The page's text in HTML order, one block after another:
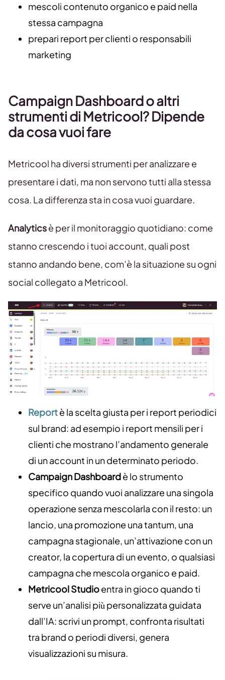
mescoli contenuto organico e paid nella
stessa campagna
prepari report per clienti o responsabili
marketing
Campaign Dashboard o altri
strumenti di Metricool? Dipende
da cosa vuoi fare
Metricool ha diversi strumenti per analizzare e
presentare i dati, ma non servono tutti alla stessa
cosa. La differenza sta in cosa vuoi guardare.
Analyticsè per il monitoraggio quotidiano: come
stanno crescendo i tuoi account, quali post
stanno andando bene, com’è la situazione su ogni
social collegato a Metricool.
Reportè la scelta giusta per i report periodici
sul brand: ad esempio i report mensili per i
clienti che mostrano l’andamento generale
di un account in un determinato periodo.
Campaign Dashboardè lo strumento
specifico quando vuoi analizzare una singola
operazione senza mescolarla con il resto: un
lancio, una promozione una tantum, una
campagna stagionale, un’attivazione con un
creator, la copertura di un evento, o qualsiasi
campagna che mescola organico e paid.
Metricool Studioentra in gioco quando ti
serve un’analisi più personalizzata guidata
dall’IA: scrivi un prompt, confronta risultati
tra brand o periodi diversi, genera
visualizzazioni su misura.